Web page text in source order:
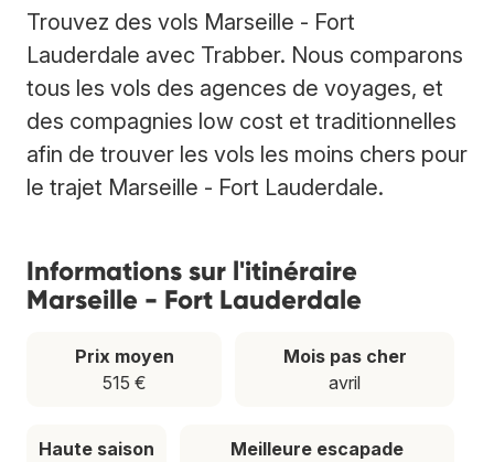
Trouvez des vols Marseille - Fort
Lauderdale avec Trabber. Nous comparons
tous les vols des agences de voyages, et
des compagnies low cost et traditionnelles
afin de trouver les vols les moins chers pour
le trajet Marseille - Fort Lauderdale.
Informations sur l'itinéraire
Marseille - Fort Lauderdale
Prix moyen
515 €
Mois pas cher
avril
Haute saison
Meilleure escapade